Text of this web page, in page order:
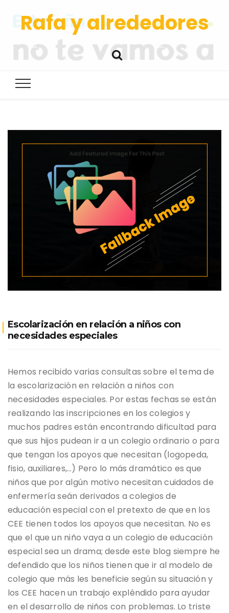
Rafa y alrededores
Escolarización en relación a niños con
necesidades especiales
Hemos recibido varias consultas sobre el tema de
la escolarización en relación a niños con
necesidades especiales. Por estas fechas se están
realizando las inscripciones en los colegios y
muchos padres están encontrando dificultad para
que sus hijos pudean ir a un colegio ordinario o para
que tengan los apoyos que necesitan (logopeda,
fisio, auxiliares,…) Pero lo más dramático es que
niños que por algún motivo necesitan cuidados de
enfermería seán derivados a colegios de
educación especial con el pretexto de que en los
CEE tienen todos los apoyos que necesitan. No es
que el que un niño vaya a un colegio de educación
especial sea un drama; desde este blog siempre he
defendido que los niños tienen que ir al modelo de
colegio que más les beneficie según su situación y
los CEE hacen un trabajo expléndido para ayudar
en el desarrollo de niños con problemas. Lo triste